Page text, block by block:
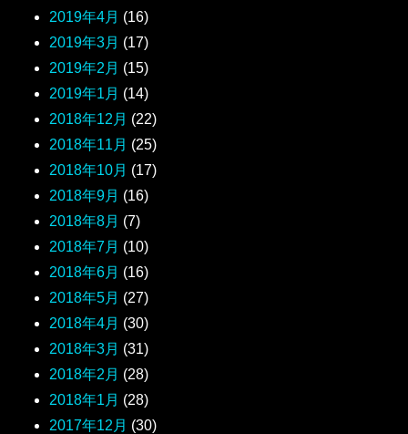
2019年4月 (16)
2019年3月 (17)
2019年2月 (15)
2019年1月 (14)
2018年12月 (22)
2018年11月 (25)
2018年10月 (17)
2018年9月 (16)
2018年8月 (7)
2018年7月 (10)
2018年6月 (16)
2018年5月 (27)
2018年4月 (30)
2018年3月 (31)
2018年2月 (28)
2018年1月 (28)
2017年12月 (30)